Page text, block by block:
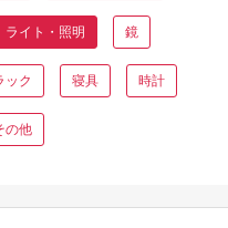
ライト・照明 鏡
ック 寝具 時計
の他